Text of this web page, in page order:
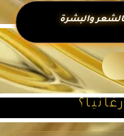
والبشرة